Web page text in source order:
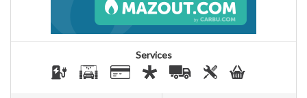
Services